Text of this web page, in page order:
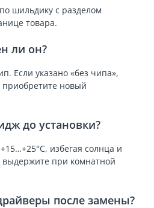
шильдику с разделом
товара.
ли он?
Если указано «без чипа»,
приобретите новый
до установки?
избегая солнца и
выдержите при комнатной
после замены?